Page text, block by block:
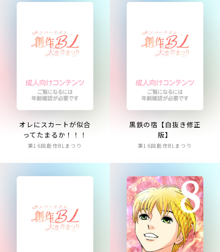
オレにスカートが似合
ってたまるか！！！
第16回創作BLまつり
黒鉄の宿【白抜き修正
版】
第16回創作BLまつり